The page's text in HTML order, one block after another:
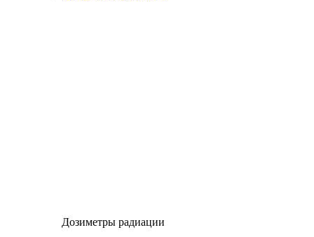
Дозиметры радиации